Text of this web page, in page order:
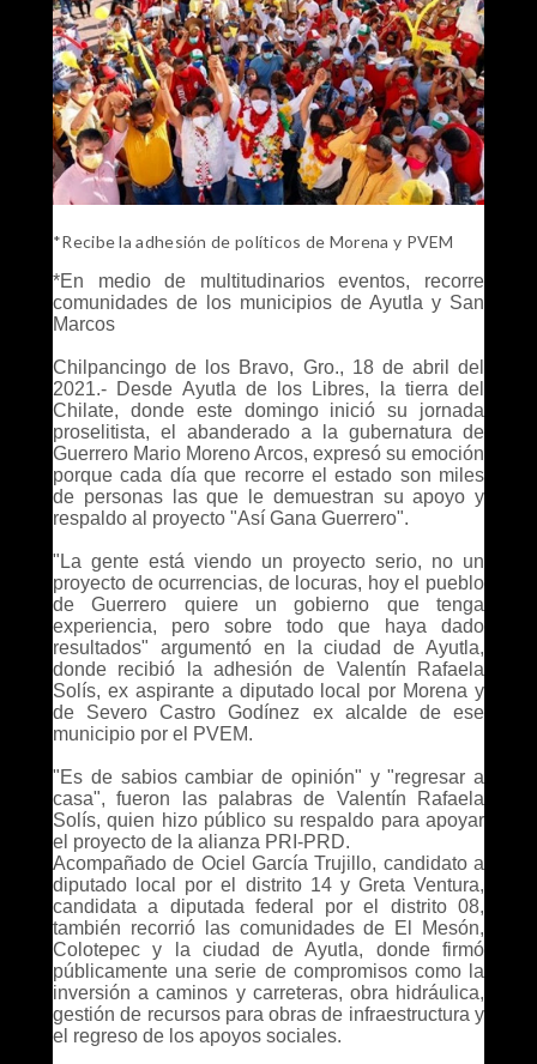
*Recibe la adhesión de políticos de Morena y PVEM
*En medio de multitudinarios eventos, recorre
comunidades de los municipios de Ayutla y San
Marcos
Chilpancingo de los Bravo, Gro., 18 de abril del
2021.- Desde Ayutla de los Libres, la tierra del
Chilate, donde este domingo inició su jornada
proselitista, el abanderado a la gubernatura de
Guerrero Mario Moreno Arcos, expresó su emoción
porque cada día que recorre el estado son miles
de personas las que le demuestran su apoyo y
respaldo al proyecto "Así Gana Guerrero".
"La gente está viendo un proyecto serio, no un
proyecto de ocurrencias, de locuras, hoy el pueblo
de Guerrero quiere un gobierno que tenga
experiencia, pero sobre todo que haya dado
resultados" argumentó en la ciudad de Ayutla,
donde recibió la adhesión de Valentín Rafaela
Solís, ex aspirante a diputado local por Morena y
de Severo Castro Godínez ex alcalde de ese
municipio por el PVEM.
"Es de sabios cambiar de opinión" y "regresar a
casa", fueron las palabras de Valentín Rafaela
Solís, quien hizo público su respaldo para apoyar
el proyecto de la alianza PRI-PRD.
Acompañado de Ociel García Trujillo, candidato a
diputado local por el distrito 14 y Greta Ventura,
candidata a diputada federal por el distrito 08,
también recorrió las comunidades de El Mesón,
Colotepec y la ciudad de Ayutla, donde firmó
públicamente una serie de compromisos como la
inversión a caminos y carreteras, obra hidráulica,
gestión de recursos para obras de infraestructura y
el regreso de los apoyos sociales.